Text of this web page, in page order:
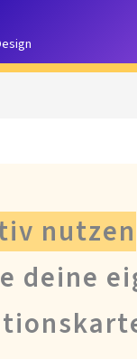
nutzen
deine